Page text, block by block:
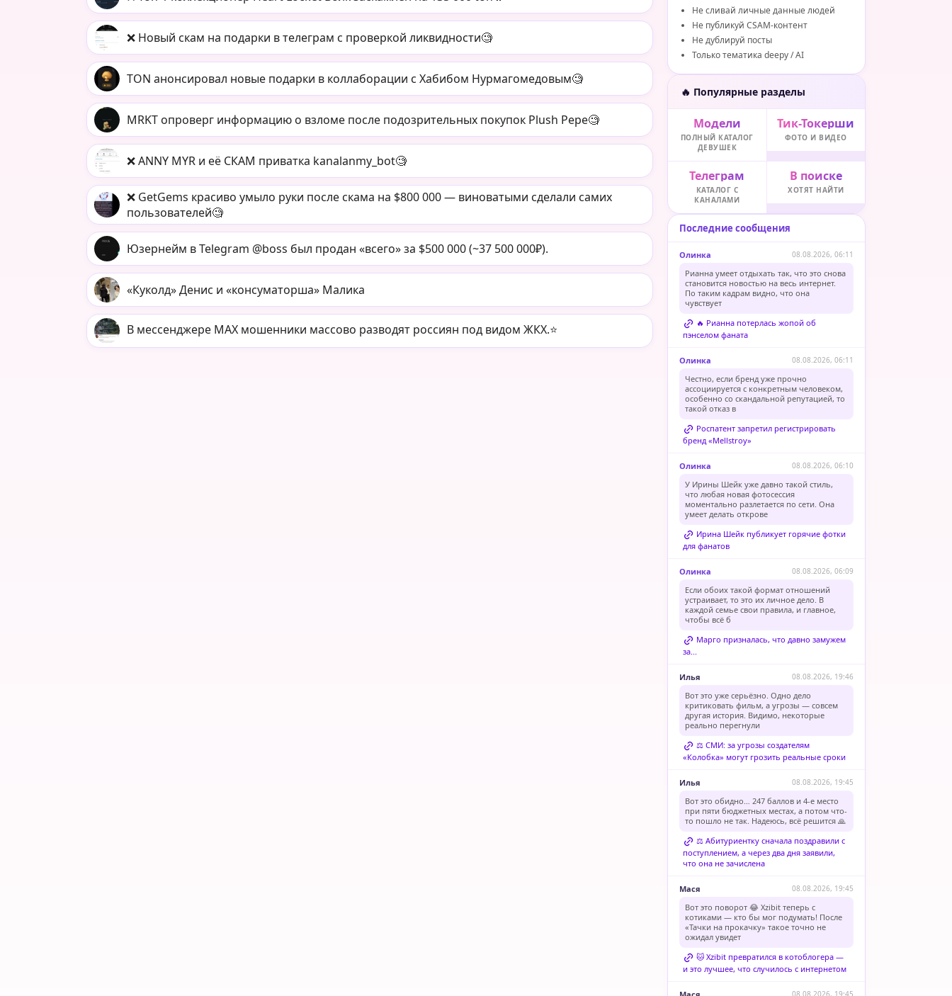
❌ Новый скам на подарки в телеграм с проверкой ликвидности🧐
TON анонсировал новые подарки в коллаборации с Хабибом Нурмагомедовым🧐
MRKT опроверг информацию о взломе после подозрительных покупок Plush Pepe🧐
❌ ANNY MYR и её СКАМ приватка kanalanmy_bot🧐
❌ GetGems красиво умыло руки после скама на $800 000 — виноватыми сделали самих
пользователей🧐
Юзернейм в Telegram @boss был продан «всего» за $500 000 (~37 500 000₽).
«Куколд» Денис и «консуматорша» Малика
В мессенджере MAX мошенники массово разводят россиян под видом ЖКХ.⭐️
Не сливай личные данные людей
Не публикуй CSAM-контент
Не дублируй посты
Только тематика deepy / AI
🔥 Популярные разделы
Модели
ПОЛНЫЙ КАТАЛОГ
ДЕВУШЕК
Тик-Токерши
ФОТО И ВИДЕО
Телеграм
КАТАЛОГ С
КАНАЛАМИ
В поиске
ХОТЯТ НАЙТИ
Последние сообщения
Олинка 08.08.2026, 06:11
Рианна умеет отдыхать так, что это снова
становится новостью на весь интернет.
По таким кадрам видно, что она
чувствует
🔥 Рианна потерлась жопой об
пэнселом фаната
Олинка 08.08.2026, 06:11
Честно, если бренд уже прочно
ассоциируется с конкретным человеком,
особенно со скандальной репутацией, то
такой отказ в
Роспатент запретил регистрировать
бренд «Mellstroy»
Олинка 08.08.2026, 06:10
У Ирины Шейк уже давно такой стиль,
что любая новая фотосессия
моментально разлетается по сети. Она
умеет делать открове
Ирина Шейк публикует горячие фотки
для фанатов
Олинка 08.08.2026, 06:09
Если обоих такой формат отношений
устраивает, то это их личное дело. В
каждой семье свои правила, и главное,
чтобы всё б
Марго призналась, что давно замужем
за...
Илья 08.08.2026, 19:46
Вот это уже серьёзно. Одно дело
критиковать фильм, а угрозы — совсем
другая история. Видимо, некоторые
реально перегнули
⚖️ СМИ: за угрозы создателям
«Колобка» могут грозить реальные сроки
Илья 08.08.2026, 19:45
Вот это обидно… 247 баллов и 4-е место
при пяти бюджетных местах, а потом что-
то пошло не так. Надеюсь, всё решится 🙏
⚖️ Абитуриентку сначала поздравили с
поступлением, а через два дня заявили,
что она не зачислена
Мася 08.08.2026, 19:45
Вот это поворот 😂 Xzibit теперь с
котиками — кто бы мог подумать! После
«Тачки на прокачку» такое точно не
ожидал увидет
🐱 Xzibit превратился в котоблогера —
и это лучшее, что случилось с интернетом